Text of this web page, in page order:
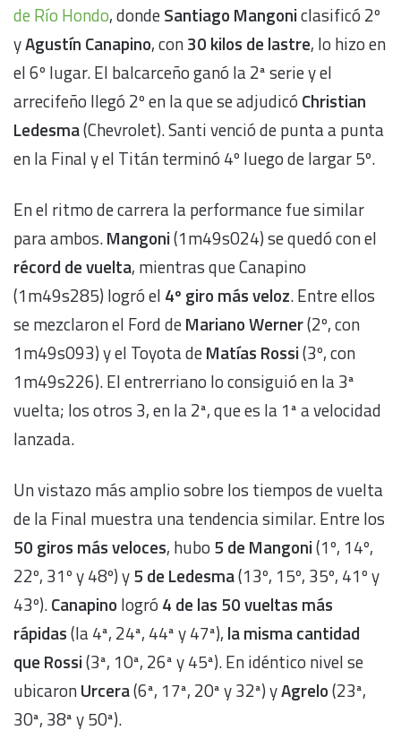
de Río Hondo, dondeSantiago Mangoniclasificó 2º
yAgustín Canapino, con30 kilos de lastre, lo hizo en
el 6º lugar. El balcarceño ganó la 2ª serie y el
arrecifeño llegó 2º en la que se adjudicó Christian
Ledesma(Chevrolet). Santi venció de punta a punta
en la Final y el Titán terminó 4º luego de largar 5º.
En el ritmo de carrera la performance fue similar
para ambos.Mangoni(1m49s024) se quedó con el
récord de vuelta, mientras que Canapino
(1m49s285) logró el 4º giro más veloz. Entre ellos
se mezclaron el Ford deMariano Werner(2º, con
1m49s093) y el Toyota deMatías Rossi(3º, con
1m49s226). El entrerriano lo consiguió en la 3ª
vuelta; los otros 3, en la 2ª, que es la 1ª a velocidad
lanzada.
Un vistazo más amplio sobre los tiempos de vuelta
de la Final muestra una tendencia similar. Entre los
50 giros más veloces, hubo 5 de Mangoni(1º, 14º,
22º, 31º y 48º) y5 de Ledesma(13º, 15º, 35º, 41º y
43º).Canapino logró 4 de las 50 vueltas más
rápidas(la 4ª, 24ª, 44ª y 47ª), la misma cantidad
que Rossi(3ª, 10ª, 26ª y 45ª). En idéntico nivel se
ubicaronUrcera(6ª, 17ª, 20ª y 32ª) yAgrelo(23ª,
30ª, 38ª y 50ª).